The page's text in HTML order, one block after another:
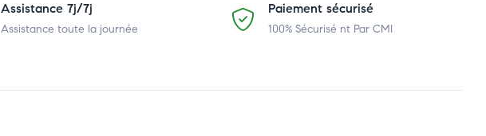
Assistance 7j/7j
Assistance toute la journée
Paiement sécurisé
100% Sécurisé nt Par CMI